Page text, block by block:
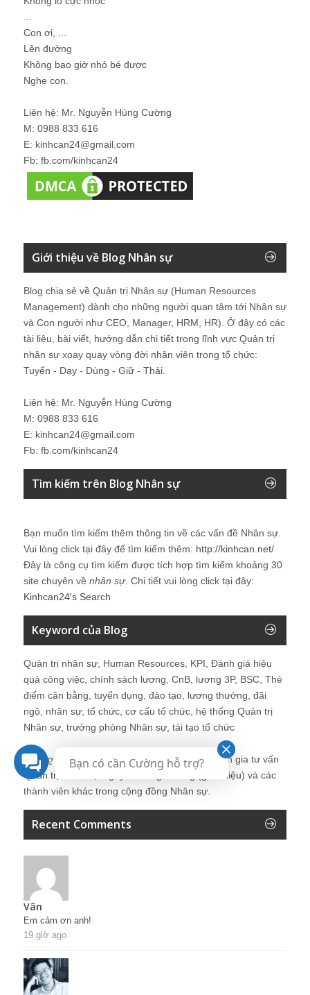
Con ơi, ...
Lên đường
Không bao giờ nhỏ bé được
Nghe con.
Liên hệ: Mr. Nguyễn Hùng Cường
M: 0988 833 616
E: kinhcan24@gmail.com
Fb: fb.com/kinhcan24
Giới thiệu về Blog Nhân sự
Blog chia sẻ về Quản trị Nhân sự (Human Resources
Management) dành cho những người quan tâm tới Nhân sự
và Con người như CEO, Manager, HRM, HR). Ở đây có các
tài liệu, bài viết, hướng dẫn chi tiết trong lĩnh vực Quản trị
nhân sự xoay quay vòng đời nhân viên trong tổ chức:
Tuyển - Dạy - Dùng - Giữ - Thải.
Liên hệ: Mr. Nguyễn Hùng Cường
M: 0988 833 616
E: kinhcan24@gmail.com
Fb: fb.com/kinhcan24
Tìm kiếm trên Blog Nhân sự
Bạn muốn tìm kiếm thêm thông tin về các vấn đề Nhân sự
Vui lòng click tại đây để tìm kiếm thêm: http://kinhcan.net/
Đây là công cụ tìm kiếm được tích hợp tìm kiếm khoảng 30
site chuyên về nhân sự. Chi tiết vui lòng click tại đây:
Kinhcan24′s Search
Keyword của Blog
Quản trị nhân sự, Human Resources, KPI, Đánh giá hiệu
quả công việc, chính sách lương, CnB, lương 3P, BSC, Thẻ
điểm cân bằng, tuyển dụng, đào tạo, lương thưởng, đãi
ngộ, nhân sự, tổ chức, cơ cấu tổ chức, hệ thống Quản trị
Nhân sự, trưởng phòng Nhân sự, tái tạo tổ chức
Những bài viết tại blog được chia sẻ bởi chuyên gia tư vấn
Quản trị Nhân sự Nguyễn Hùng Cường (
giới thiệu) và các
thành viên khác trong cộng đồng Nhân sự.
Recent Comments
Vân
Em cảm ơn anh!
19 giờ ago
Bạn có cần Cường hỗ trợ?